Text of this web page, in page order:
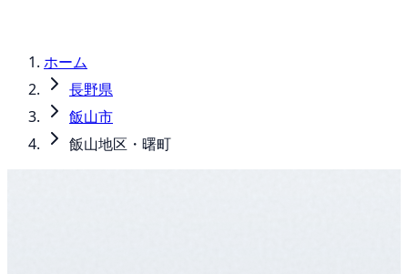
ホーム
長野県
飯山市
飯山地区・曙町